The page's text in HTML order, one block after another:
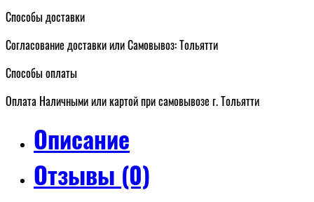
Способы доставки
Согласование доставки или Самовывоз: Тольятти
Способы оплаты
Оплата Наличными или картой при самовывозе г. Тольятти
Описание
Отзывы (0)